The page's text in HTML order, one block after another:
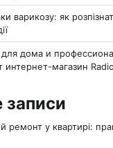
варикозу: як
дома и
интернет-магазин
ремонт у квартирі: